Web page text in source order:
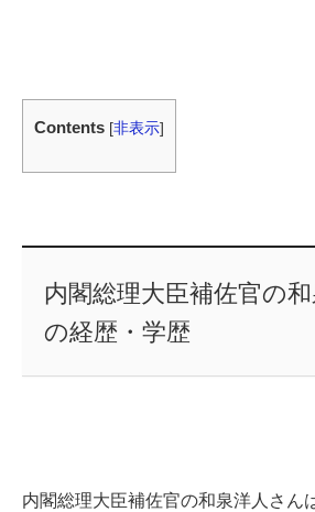
Contents [非表示]
内閣総理大臣補佐官の
の経歴・学歴
内閣総理大臣補佐官の和泉洋人さん